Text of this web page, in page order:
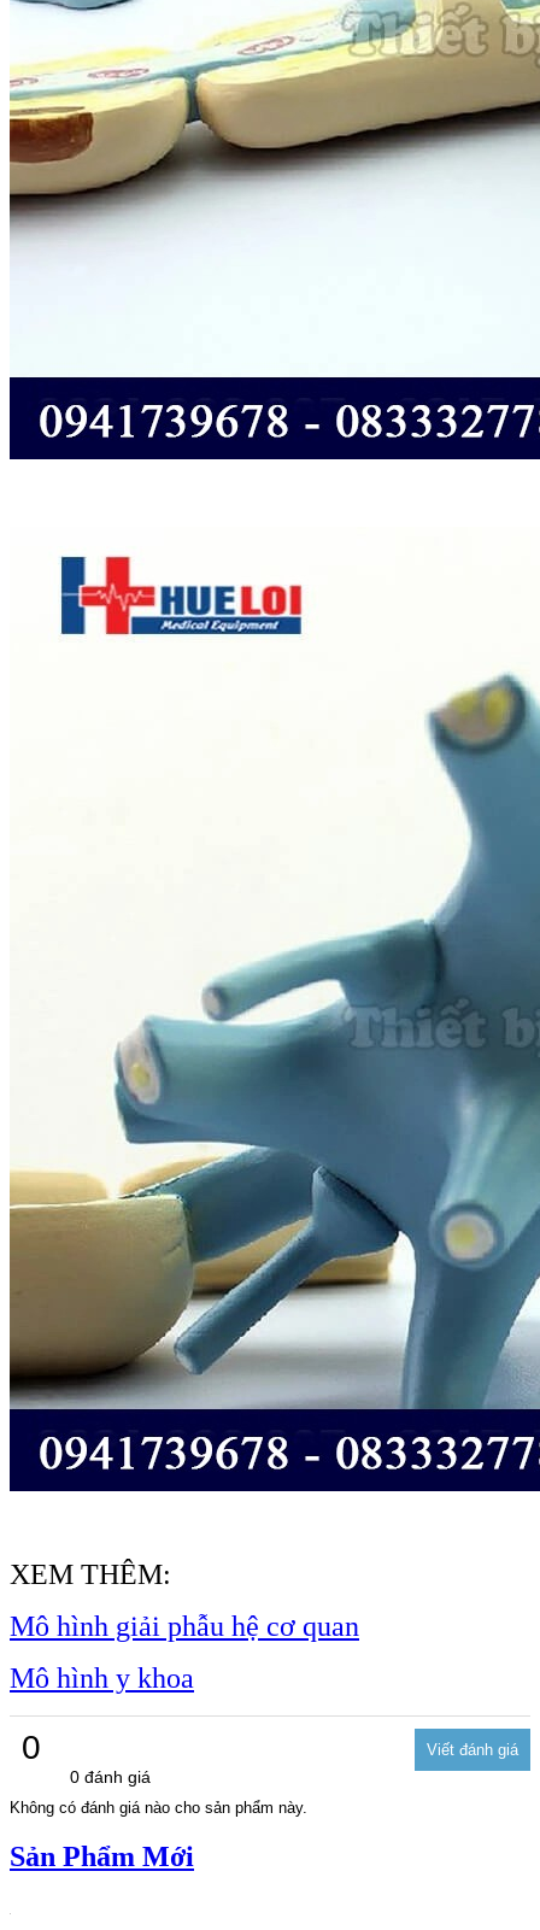
XEM THÊM:
Mô hình giải phẫu hệ cơ quan
Mô hình y khoa
0
0 đánh giá
Không có đánh giá nào cho sản phẩm này.
Sản Phẩm Mới